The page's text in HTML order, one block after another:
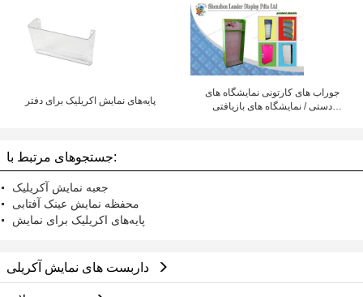
پایه‌های نمایش اکریلیک برای دفتر
جوراب های کارتونی نمایشگاه های
دستی / نمایشگاه های بازیافتی
جستجوهای مرتبط با:
جعبه نمایش آکریلیک
محفظه نمایش عینک آفتابی
پایه‌های اکریلیک برای نمایش
داربست های نمایش آکریلی